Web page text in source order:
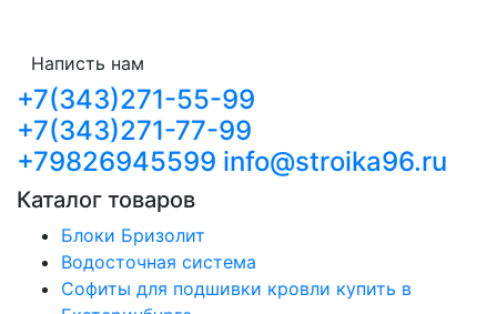
Написть нам
+7(343)271-55-99
+7(343)271-77-99
+79826945599 info@stroika96.ru
Каталог товаров
Блоки Бризолит
Водосточная система
Софиты для подшивки кровли купить в